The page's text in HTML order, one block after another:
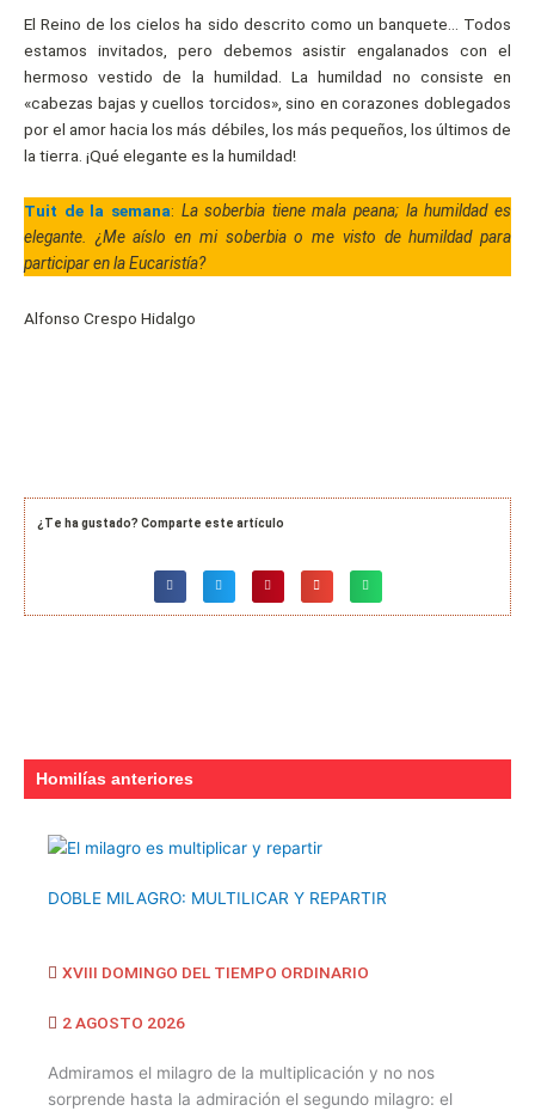
El Reino de los cielos ha sido descrito como un banquete… Todos
estamos invitados, pero debemos asistir engalanados con el
hermoso vestido de la humildad. La humildad no consiste en
«cabezas bajas y cuellos torcidos», sino en corazones doblegados
por el amor hacia los más débiles, los más pequeños, los últimos de
la tierra. ¡Qué elegante es la humildad!
Tuit de la semana: La soberbia tiene mala peana; la humildad es
elegante. ¿Me aíslo en mi soberbia o me visto de humildad para
participar en la Eucaristía?
Alfonso Crespo Hidalgo
¿Te ha gustado? Comparte este artículo
Homilías anteriores
DOBLE MILAGRO: MULTILICAR Y REPARTIR
XVIII DOMINGO DEL TIEMPO ORDINARIO
2 AGOSTO 2026
Admiramos el milagro de la multiplicación y no nos
sorprende hasta la admiración el segundo milagro: el